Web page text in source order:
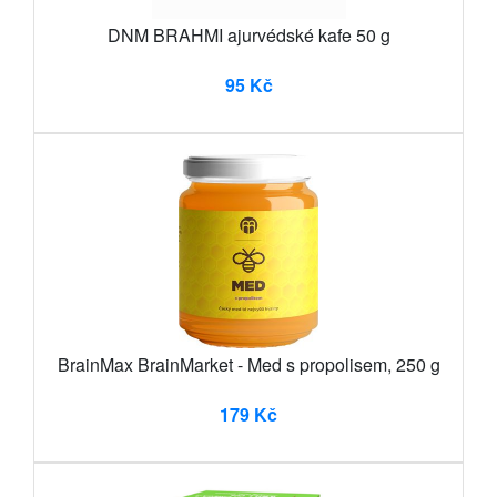
DNM BRAHMI ajurvédské kafe 50 g
95 Kč
BrainMax BrainMarket - Med s propolisem, 250 g
179 Kč